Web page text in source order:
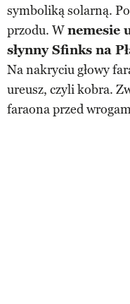
symboliką solarną.
przodu. Wnemesie
słynny Sfinks na
Na nakryciu głowy
ureusz, czyli kobra.
faraona przed